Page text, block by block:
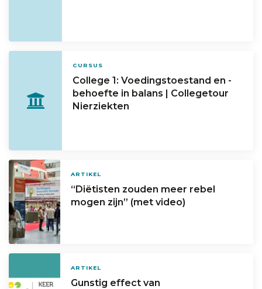
CURSUS
College 1: Voedingstoestand en -
behoefte in balans | Collegetour
Nierziekten
ARTIKEL
“Diëtisten zouden meer rebel
mogen zijn” (met video)
ARTIKEL
Gunstig effect van